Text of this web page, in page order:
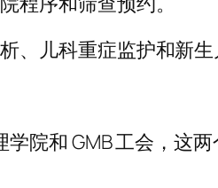
儿科重症监护和新生
院和 GMB 工会，这